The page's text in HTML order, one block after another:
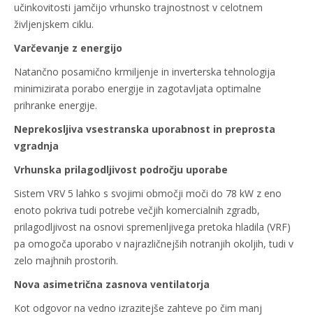
učinkovitosti jamčijo vrhunsko trajnostnost v celotnem
življenjskem ciklu.
Varčevanje z energijo
Natančno posamično krmiljenje in inverterska tehnologija
minimizirata porabo energije in zagotavljata optimalne
prihranke energije.
Neprekosljiva vsestranska uporabnost in preprosta
vgradnja
Vrhunska prilagodljivost področju uporabe
Sistem VRV 5 lahko s svojimi območji moči do 78 kW z eno
enoto pokriva tudi potrebe večjih komercialnih zgradb,
prilagodljivost na osnovi spremenljivega pretoka hladila (VRF)
pa omogoča uporabo v najrazličnejših notranjih okoljih, tudi v
zelo majhnih prostorih.
Nova asimetrična zasnova ventilatorja
Kot odgovor na vedno izrazitejše zahteve po čim manj